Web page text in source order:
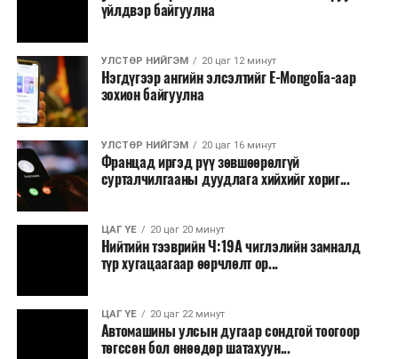
үйлдвэр байгуулна
УЛСТӨР НИЙГЭМ 20 цаг 12 минут
Нэгдүгээр ангийн элсэлтийг E-Mongolia-аар
зохион байгуулна
УЛСТӨР НИЙГЭМ 20 цаг 16 минут
Францад иргэд рүү зөвшөөрөлгүй
сурталчилгааны дуудлага хийхийг хориг...
ЦАГ ҮЕ 20 цаг 20 минут
Нийтийн тээврийн Ч:19А чиглэлийн замналд
түр хугацаагаар өөрчлөлт ор...
ЦАГ ҮЕ 20 цаг 22 минут
Автомашины улсын дугаар сондгой тоогоор
төгссөн бол өнөөдөр шатахуун...